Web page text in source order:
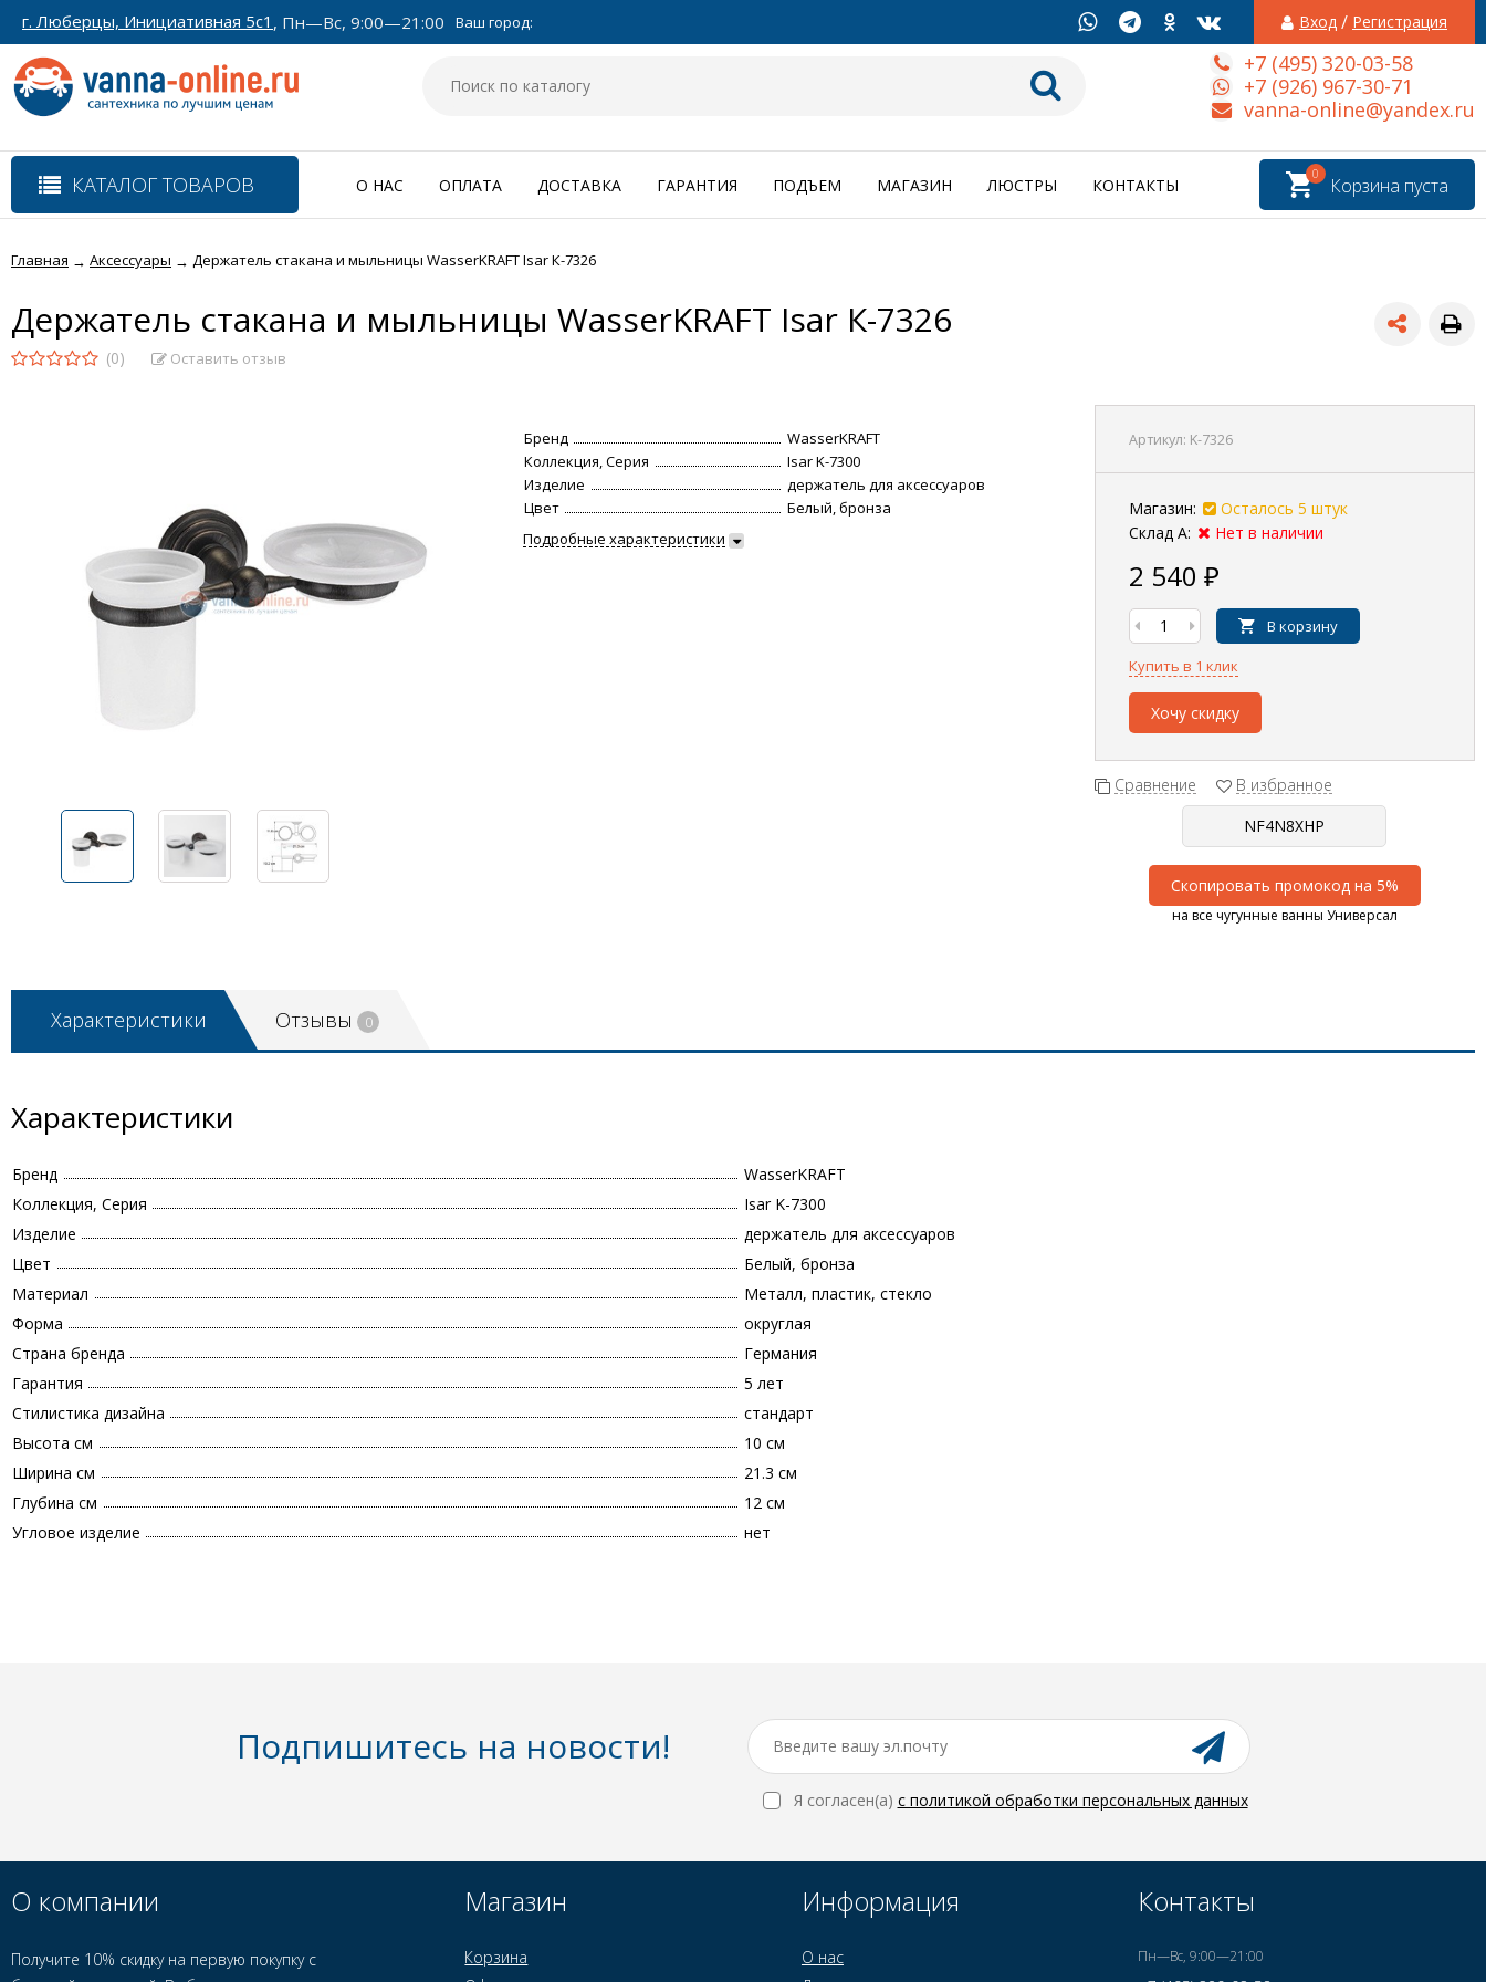
г. Люберцы, Инициативная 5с1 , Пн—Вс, 9:00—21:00 Ваш город: Вход / Регистрация
+7 (495) 320-03-58
+7 (926) 967-30-71
vanna-online@yandex.ru
КАТАЛОГ ТОВАРОВ Корзина пуста
0
О НАС ОПЛАТА ДОСТАВКА ГАРАНТИЯ ПОДЪЕМ МАГАЗИН ЛЮСТРЫ КОНТАКТЫ
Главная → Аксессуары → Держатель стакана и мыльницы WasserKRAFT Isar К-7326
Держатель стакана и мыльницы WasserKRAFT Isar К-7326
(0) Оставить отзыв
Артикул: K-7326
Магазин:
Осталось 5 штук
Склад А:
Нет в наличии
2 540 ₽
В корзину
Купить в 1 клик
Хочу скидку
Сравнение В избранное
Скопировать промокод на 5%
на все чугунные ванны Универсал
Бренд
WasserKRAFT
Коллекция, Серия
Isar K-7300
Изделие
держатель для аксессуаров
Цвет
Белый, бронза
Подробные характеристики
Характеристики Отзывы 0
Характеристики
Бренд
WasserKRAFT
Коллекция, Серия
Isar K-7300
Изделие
держатель для аксессуаров
Цвет
Белый, бронза
Материал
Металл, пластик, стекло
Форма
округлая
Страна бренда
Германия
Гарантия
5 лет
Стилистика дизайна
стандарт
Высота см
10 см
Ширина см
21.3 см
Глубина см
12 см
Угловое изделие
нет
Подпишитесь на новости!
Я согласен(a) с политикой обработки персональных данных
О компании
Получите 10% скидку на первую покупку с
Магазин
Корзина
Информация
О нас
Контакты
Пн—Вс, 9:00—21:00